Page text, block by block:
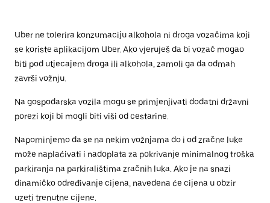
Uber ne tolerira konzumaciju alkohola ni droga vozačima koji
se koriste aplikacijom Uber. Ako vjeruješ da bi vozač mogao
biti pod utjecajem droga ili alkohola, zamoli ga da odmah
završi vožnju.
Na gospodarska vozila mogu se primjenjivati dodatni državni
porezi koji bi mogli biti viši od cestarine.
Napominjemo da se na nekim vožnjama do i od zračne luke
može naplaćivati i nadoplata za pokrivanje minimalnog troška
parkiranja na parkiralištima zračnih luka. Ako je na snazi
dinamičko određivanje cijena, navedena će cijena u obzir
uzeti trenutne cijene.